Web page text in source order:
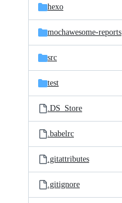
hexo
mochawesome-reports
src
test
.DS_Store
.babelrc
.gitattributes
.gitignore